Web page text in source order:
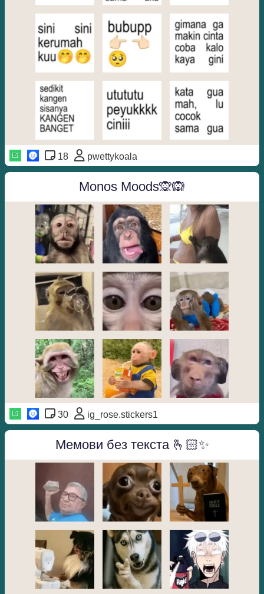
18 pwettykoala
Monos Moods🙊🙉
30 ig_rose.stickers1
Мемови без текста 🫰🏻✨